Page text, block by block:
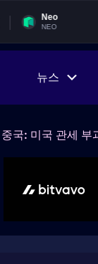
뉴스
중국: 미국 관세 부